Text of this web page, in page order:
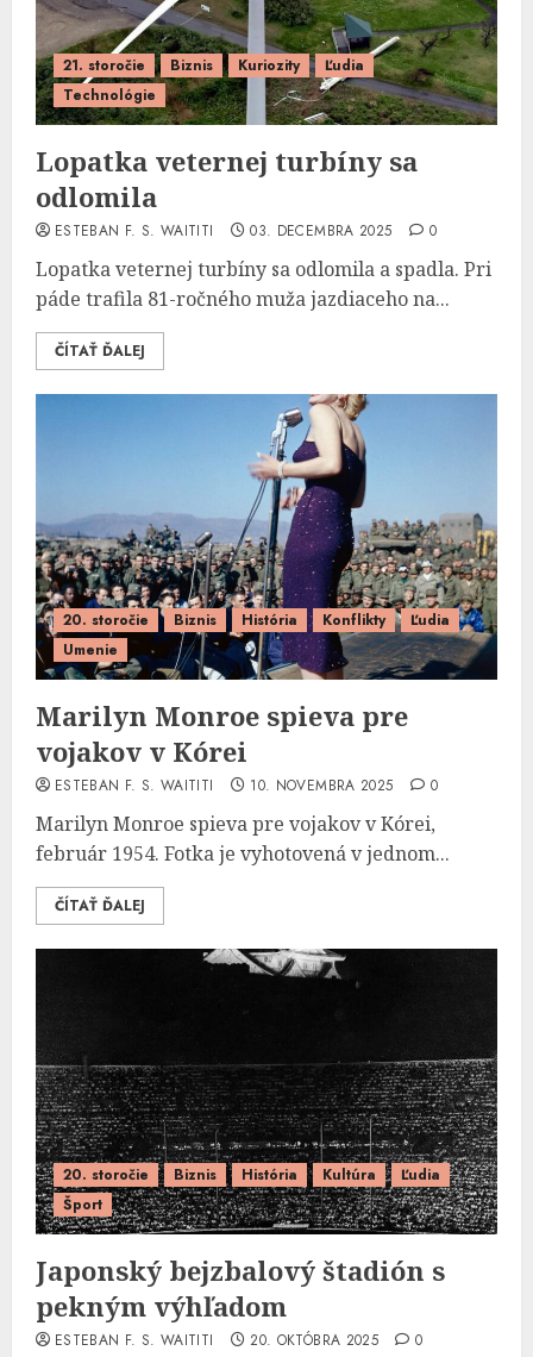
21. storočie Biznis Kuriozity
Ľudia
Technológie
Lopatka veternej turbíny sa
odlomila
ESTEBAN F. S. WAITITI 03. DECEMBRA 2025 0
Lopatka veternej turbíny sa odlomila a spadla. Pri
páde trafila 81-ročného muža jazdiaceho na...
ČÍTAŤ ĎALEJ
20. storočie Biznis História Konflikty
Ľudia
Umenie
Marilyn Monroe spieva pre
vojakov v Kórei
ESTEBAN F. S. WAITITI 10. NOVEMBRA 2025 0
Marilyn Monroe spieva pre vojakov v Kórei,
február 1954. Fotka je vyhotovená v jednom...
ČÍTAŤ ĎALEJ
20. storočie Biznis História Kultúra
Ľudia
Šport
Japonský bejzbalový štadión s
pekným výhľadom
ESTEBAN F. S. WAITITI 20. OKTÓBRA 2025 0